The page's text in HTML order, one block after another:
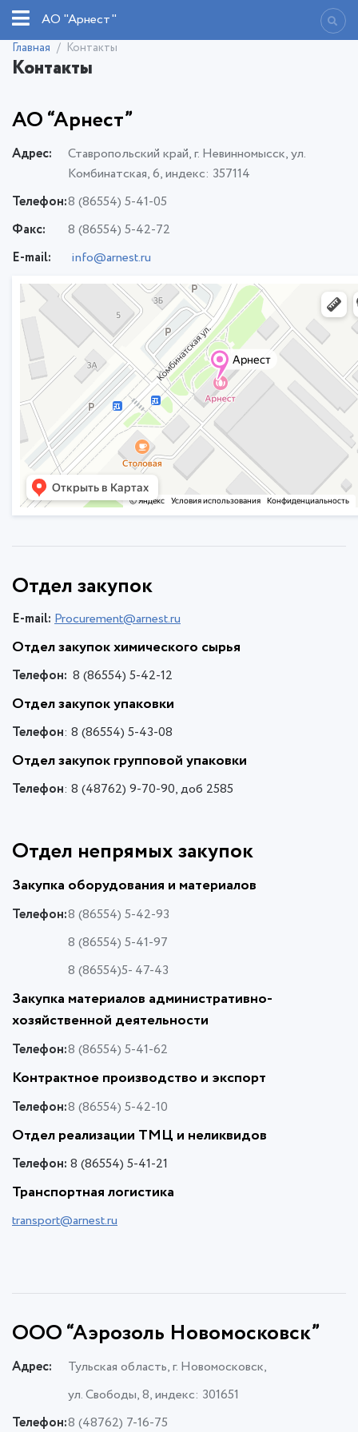
АО "Арнест"
Главная Контакты
Контакты
АО “Арнест”
Адрес:
Ставропольский край, г. Невинномысск, ул.
Комбинатская, 6, индекс: 357114
Телефон:8 (86554) 5-41-05
Факс:
8 (86554) 5-42-72
E-mail:
info@arnest.ru
Отдел закупок
E-mail: Procurement@arnest.ru
Отдел закупок химического сырья
Телефон: 8 (86554) 5-42-12
Отдел закупок упаковки
Телефон: 8 (86554) 5-43-08
Отдел закупок групповой упаковки
Телефон: 8 (48762) 9-70-90, доб 2585
Отдел непрямых закупок
Закупка оборудования и материалов
Телефон:8 (86554) 5-42-93
8 (86554) 5-41-97
8 (86554)5- 47-43
Закупка материалов административно-
хозяйственной деятельности
Телефон:8 (86554) 5-41-62
Контрактное производство и экспорт
Телефон:8 (86554) 5-42-10
Отдел реализации ТМЦ и неликвидов
Телефон: 8 (86554) 5-41-21
Транспортная логистика
transport@arnest.ru
ООО “Аэрозоль Новомосковск”
Адрес:
Тульская область, г. Новомосковск,
ул. Свободы, 8, индекс: 301651
Телефон:8 (48762) 7-16-75